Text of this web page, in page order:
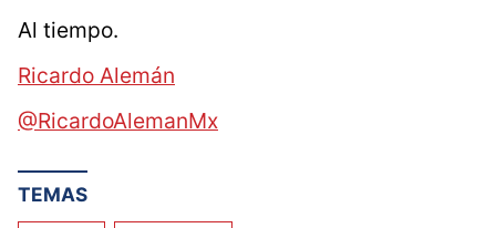
Al tiempo.
Ricardo Alemán
@RicardoAlemanMx
TEMAS